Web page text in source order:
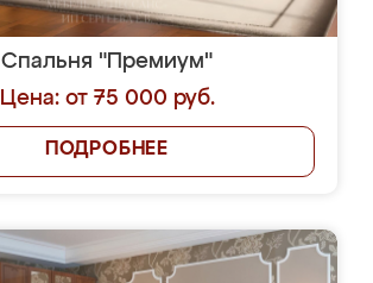
Спальня "Премиум"
Цена: от 75 000 руб.
ПОДРОБНЕЕ